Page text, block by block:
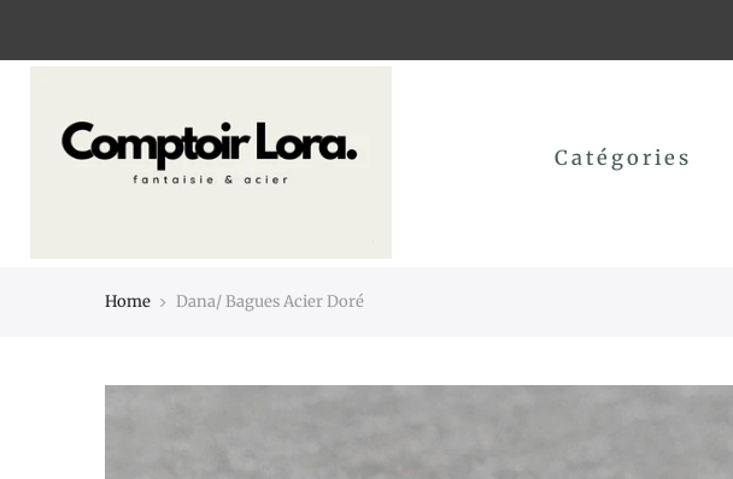
Catégories
Home Dana/ Bagues Acier Doré